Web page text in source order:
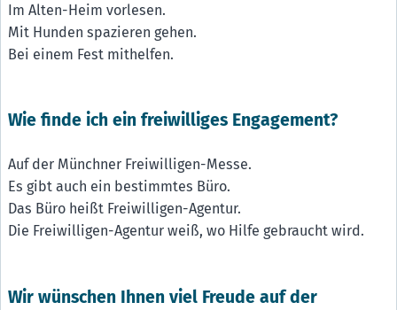
Im Alten-Heim vorlesen.
Mit Hunden spazieren gehen.
Bei einem Fest mithelfen.
Wie finde ich ein freiwilliges Engagement?
Auf der Münchner Freiwilligen-Messe.
Es gibt auch ein bestimmtes Büro.
Das Büro heißt Freiwilligen-Agentur.
Die Freiwilligen-Agentur weiß, wo Hilfe gebraucht wird.
Wir wünschen Ihnen viel Freude auf der